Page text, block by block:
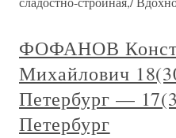
ФОФАНОВ
Михайлович
Петербург —
Петербург